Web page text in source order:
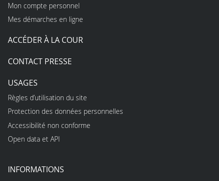
Mon compte personnel
Mes démarches en ligne
ACCÉDER À LA COUR
CONTACT PRESSE
USAGES
Règles d’utilisation du site
Protection des données personnelles
Accessibilité non conforme
Open data et API
INFORMATIONS